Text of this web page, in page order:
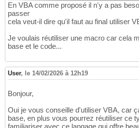
En VBA comme proposé il n'y a pas
passer
cela veut-il dire qu'il faut au final utiliser
Je voulais réutiliser une macro car cela
base et le code...
User, le 14/02/2026 à 12h19
Bonjour,
Oui je vous conseille d'utiliser VBA, car
base, en plus vous pourrez réutiliser ce
familiariser avec ce langage qui offre